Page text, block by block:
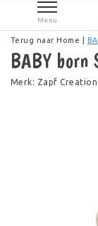
Menu
Terug naar Home
BABY born
Merk: Zapf Creation